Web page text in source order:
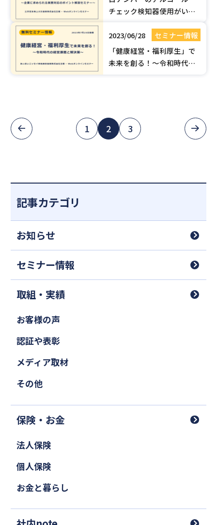
～
チェック検知器使用がいよ
れる実務対応のポイント解
説セミナー～
2023/06/28
セミナー情報
「健康経営・福利厚生」で
未来を創る！～令和時代の
1 2 3
記事カテゴリ
お知らせ
セミナー情報
取組・実績
お客様の声
認証や表彰
メディア取材
その他
保険・お金
法人保険
個人保険
お金と暮らし